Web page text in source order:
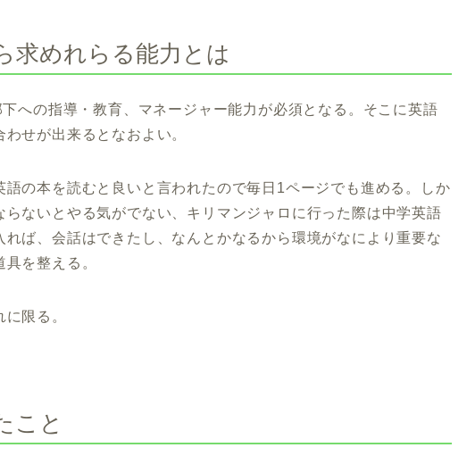
求めれらる能力とは
への指導・教育、マネージャー能力が必須となる。そこに英語
せが出来るとなおよい。
語の本を読むと良いと言われたので毎日1ページでも進める。しか
らないとやる気がでない、キリマンジャロに行った際は中学英語
れば、会話はできたし、なんとかなるから環境がなにより重要な
を整える。
限る。
こと